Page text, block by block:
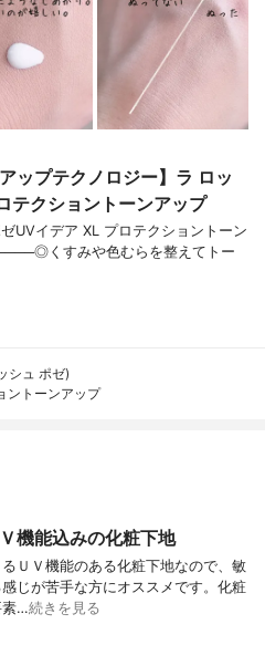
ップテクノロジー】ラ ロッ
テクショントーンアップ
イデア XL プロテクショントーン
くすみや色むらを整えてトー
シュ ポゼ)
ントーンアップ
機能込みの化粧下地
ＵＶ機能のある化粧下地なので、敏
じが苦手な方にオススメです。化粧
素…続きを見る